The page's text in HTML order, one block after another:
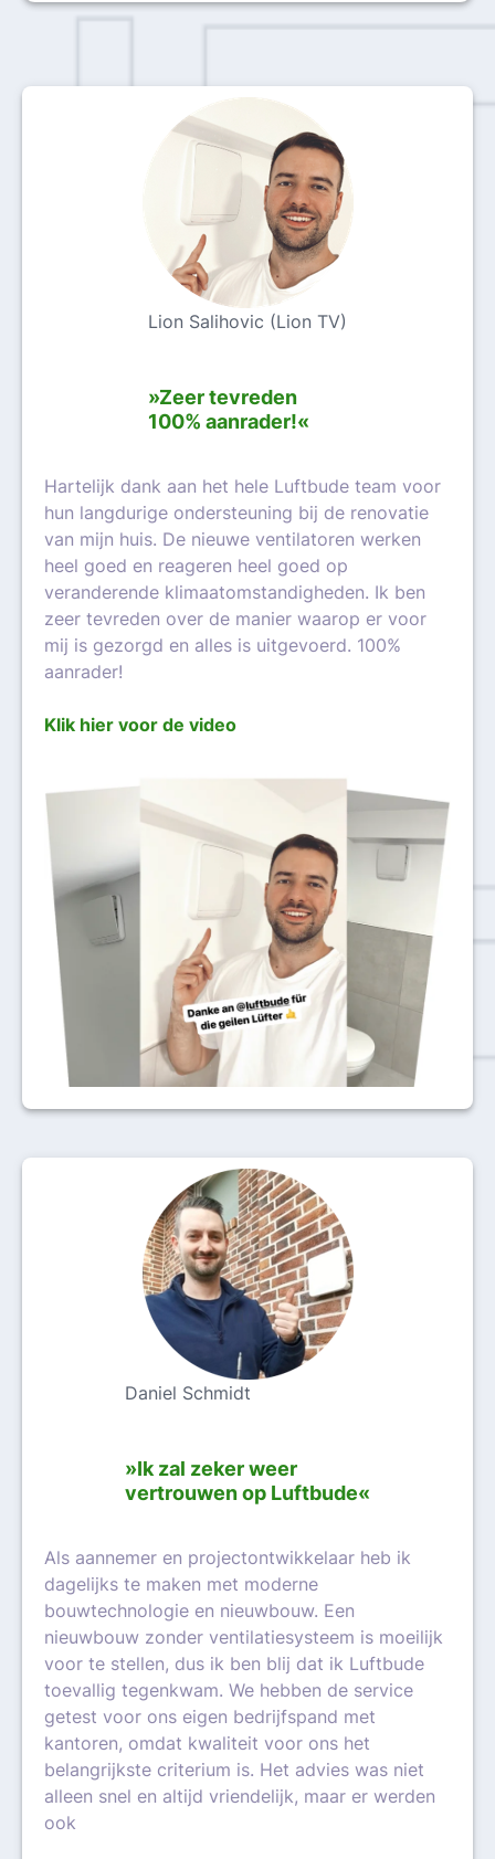
Lion Salihovic (Lion TV)
»Zeer tevreden
100% aanrader!«
Hartelijk dank aan het hele Luftbude team voor
hun langdurige ondersteuning bij de renovatie
van mijn huis. De nieuwe ventilatoren werken
heel goed en reageren heel goed op
veranderende klimaatomstandigheden. Ik ben
zeer tevreden over de manier waarop er voor
mij is gezorgd en alles is uitgevoerd. 100%
aanrader!
Klik hier voor de video
Daniel Schmidt
»Ik zal zeker weer
vertrouwen op Luftbude«
Als aannemer en projectontwikkelaar heb ik
dagelijks te maken met moderne
bouwtechnologie en nieuwbouw. Een
nieuwbouw zonder ventilatiesysteem is moeilijk
voor te stellen, dus ik ben blij dat ik Luftbude
toevallig tegenkwam. We hebben de service
getest voor ons eigen bedrijfspand met
kantoren, omdat kwaliteit voor ons het
belangrijkste criterium is. Het advies was niet
alleen snel en altijd vriendelijk, maar er werden
ook